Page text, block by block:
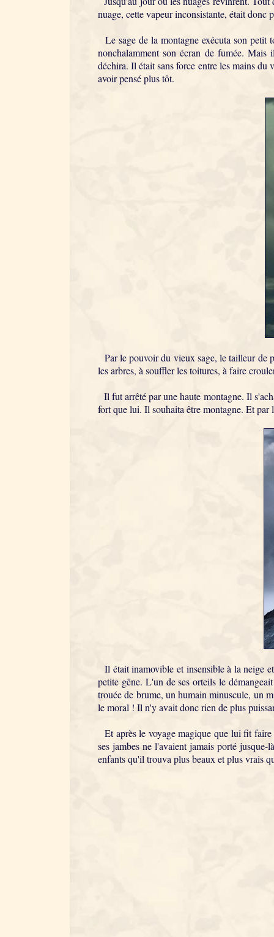
nuage, cette vapeur inconsistante, était donc
Le sage de la montagne exécuta son
nonchalamment son écran de fumée.
déchira. Il était sans force entre les mains du
avoir pensé plus tôt.
Par le pouvoir du vieux sage, le tailleur de
les arbres, à souffler les toitures, à faire
Il fut arrêté par une haute montagne. Il
fort que lui. Il souhaita être montagne. Et
Il était inamovible et insensible à la neige
petite gêne. L'un de ses orteils le
trouée de brume, un humain minuscule, un
le moral ! Il n'y avait donc rien de plus
Et après le voyage magique que lui fit
ses jambes ne l'avaient jamais porté
enfants qu'il trouva plus beaux et plus vrais